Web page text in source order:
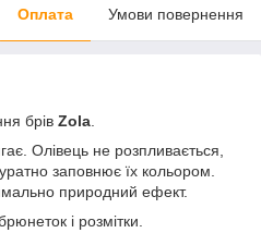
Оплата Умови повернення
брів Zola
Олівець не розпливається,
заповнює їх кольором.
природний ефект.
і розмітки.